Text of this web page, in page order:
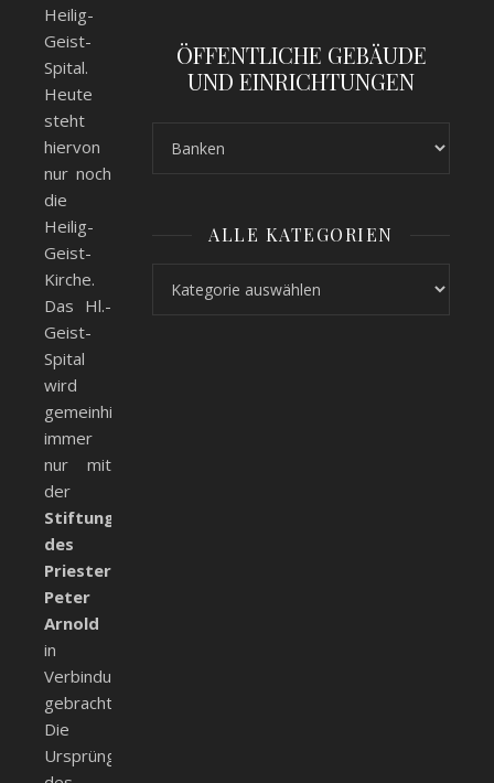
Heilig-
Geist-
Spital.
Heute
steht
hiervon
nur noch
die
Heilig-
Geist-
Kirche.
Das Hl.-
Geist-
Spital
wird
gemeinhin
immer
nur mit
der
Stiftung
des
Priesters
Peter
Arnold
in
Verbindung
gebracht.
Die
Ursprünge
ÖFFENTLICHE GEBÄUDE
UND EINRICHTUNGEN
ALLE KATEGORIEN